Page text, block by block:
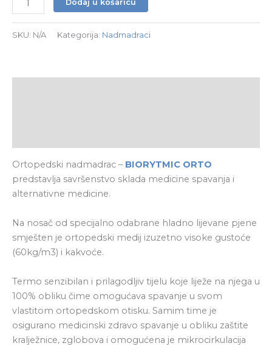
Dodaj u košaricu
SKU: N/A Kategorija: Nadmadraci
Ortopedski nadmadrac – BIORYTMIC ORTO
predstavlja savršenstvo sklada medicine spavanja i
alternativne medicine.
Na nosač od specijalno odabrane hladno lijevane pjene
smješten je ortopedski medij izuzetno visoke gustoće
(60kg/m3) i kakvoće.
Termo senzibilan i prilagodljiv tijelu koje liježe na njega u
100% obliku čime omogućava spavanje u svom
vlastitom ortopedskom otisku. Samim time je
osigurano medicinski zdravo spavanje u obliku zaštite
kralježnice, zglobova i omogućena je mikrocirkulacija